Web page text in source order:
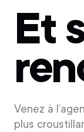
Et
Venez à
plus